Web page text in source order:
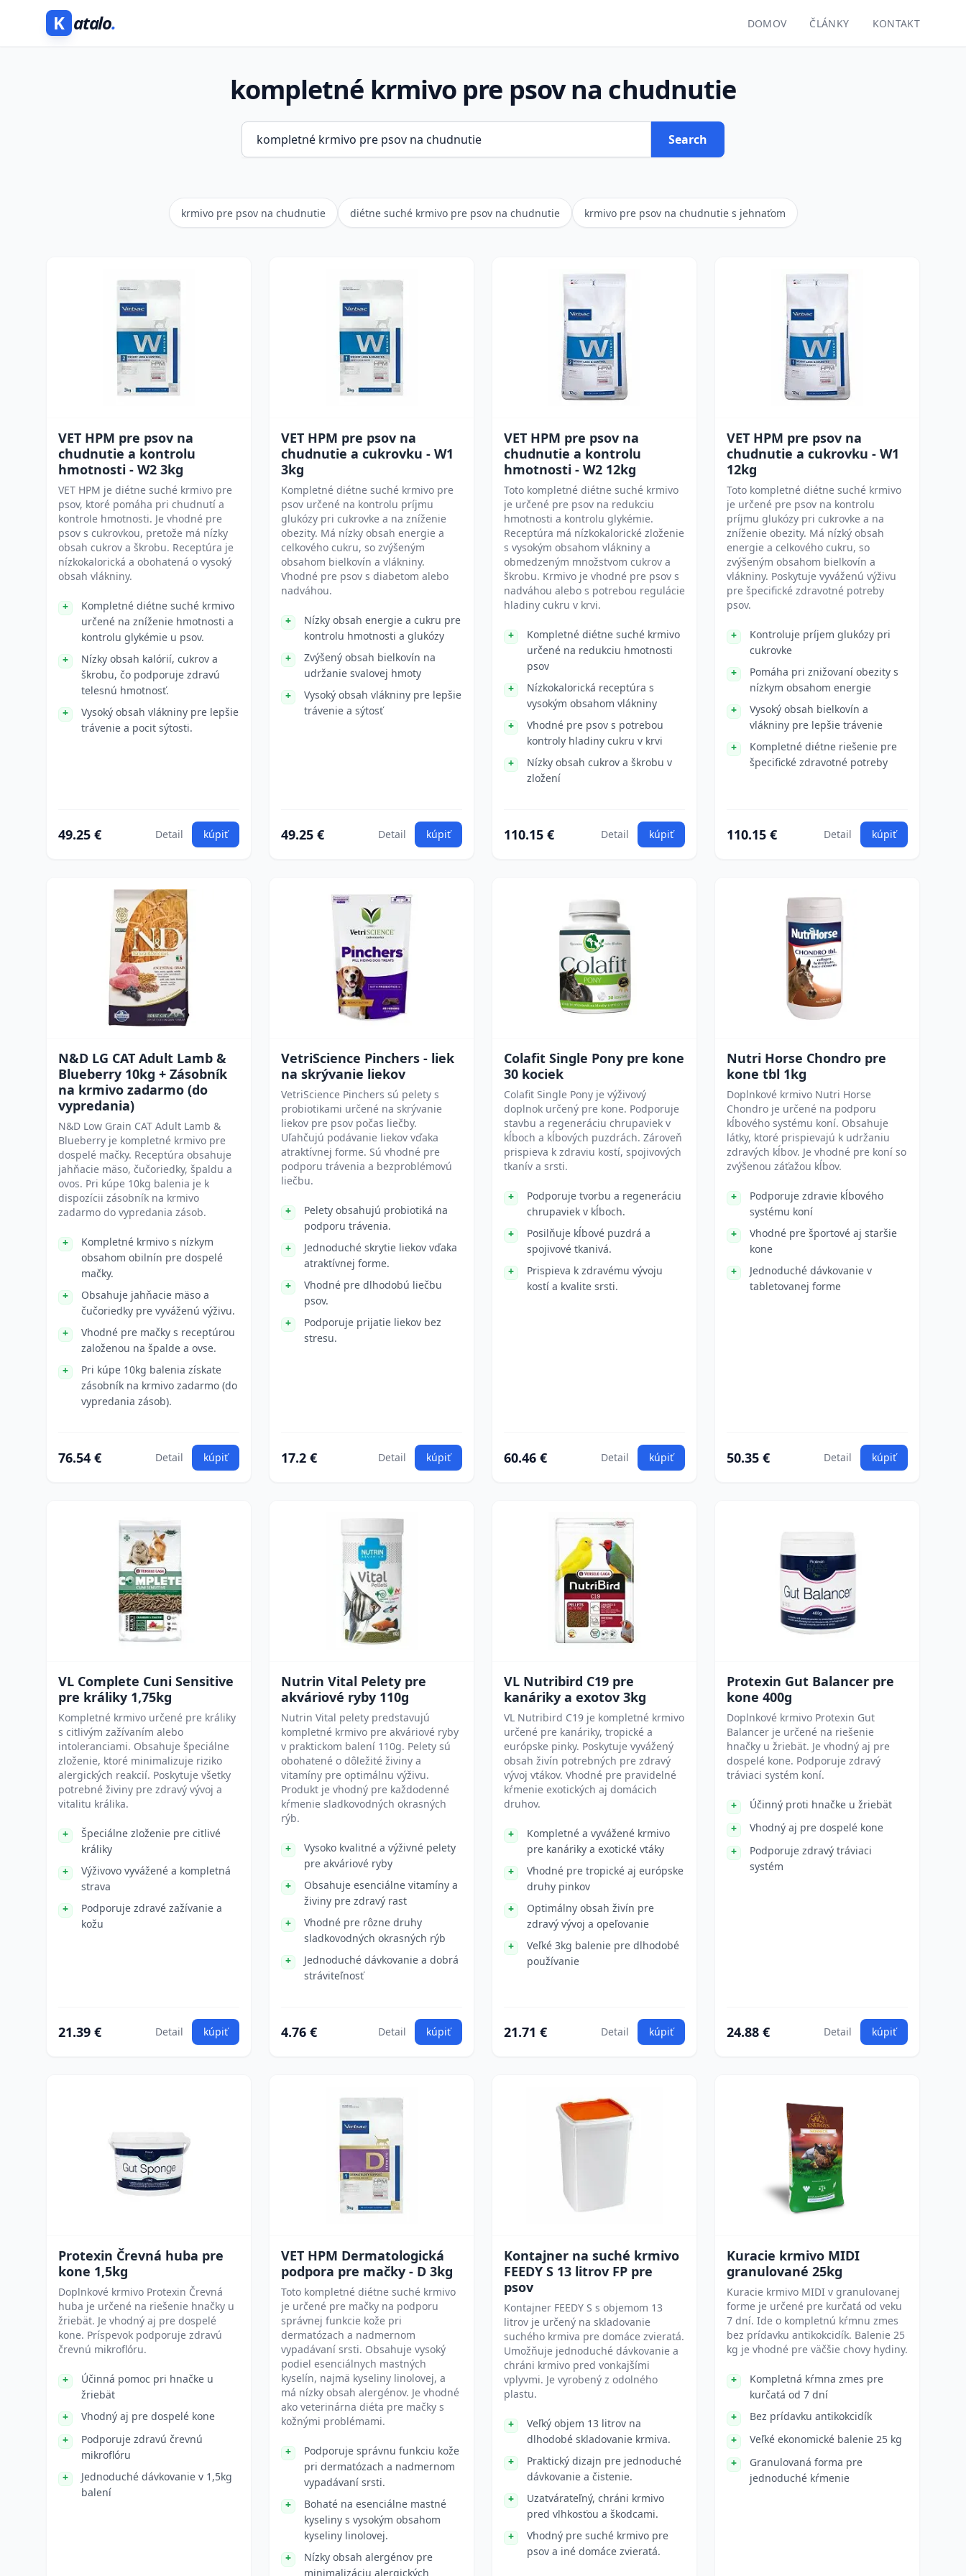
K atalo. DOMOV ČLÁNKY KONTAKT
kompletné krmivo pre psov na chudnutie
Search
krmivo pre psov na chudnutie diétne suché krmivo pre psov na chudnutie krmivo pre psov na chudnutie s jehnaťom
VET HPM pre psov na
chudnutie a kontrolu
hmotnosti - W2 3kg
VET HPM je diétne suché krmivo pre
psov, ktoré pomáha pri chudnutí a
kontrole hmotnosti. Je vhodné pre
psov s cukrovkou, pretože má nízky
obsah cukrov a škrobu. Receptúra je
nízkokalorická a obohatená o vysoký
obsah vlákniny.
Kompletné diétne suché krmivo
určené na zníženie hmotnosti a
kontrolu glykémie u psov.
Nízky obsah kalórií, cukrov a
škrobu, čo podporuje zdravú
telesnú hmotnosť.
Vysoký obsah vlákniny pre lepšie
trávenie a pocit sýtosti.
49.25 € Detail kúpiť
VET HPM pre psov na
chudnutie a cukrovku - W1
3kg
Kompletné diétne suché krmivo pre
psov určené na kontrolu príjmu
glukózy pri cukrovke a na zníženie
obezity. Má nízky obsah energie a
celkového cukru, so zvýšeným
obsahom bielkovín a vlákniny.
Vhodné pre psov s diabetom alebo
nadváhou.
Nízky obsah energie a cukru pre
kontrolu hmotnosti a glukózy
Zvýšený obsah bielkovín na
udržanie svalovej hmoty
Vysoký obsah vlákniny pre lepšie
trávenie a sýtosť
49.25 € Detail kúpiť
VET HPM pre psov na
chudnutie a kontrolu
hmotnosti - W2 12kg
Toto kompletné diétne suché krmivo
je určené pre psov na redukciu
hmotnosti a kontrolu glykémie.
Receptúra má nízkokalorické zloženie
s vysokým obsahom vlákniny a
obmedzeným množstvom cukrov a
škrobu. Krmivo je vhodné pre psov s
nadváhou alebo s potrebou regulácie
hladiny cukru v krvi.
Kompletné diétne suché krmivo
určené na redukciu hmotnosti
psov
Nízkokalorická receptúra s
vysokým obsahom vlákniny
Vhodné pre psov s potrebou
kontroly hladiny cukru v krvi
Nízky obsah cukrov a škrobu v
zložení
110.15 € Detail kúpiť
VET HPM pre psov na
chudnutie a cukrovku - W1
12kg
Toto kompletné diétne suché krmivo
je určené pre psov na kontrolu
príjmu glukózy pri cukrovke a na
zníženie obezity. Má nízký obsah
energie a celkového cukru, so
zvýšeným obsahom bielkovín a
vlákniny. Poskytuje vyváženú výživu
pre špecifické zdravotné potreby
psov.
Kontroluje príjem glukózy pri
cukrovke
Pomáha pri znižovaní obezity s
nízkym obsahom energie
Vysoký obsah bielkovín a
vlákniny pre lepšie trávenie
Kompletné diétne riešenie pre
špecifické zdravotné potreby
110.15 € Detail kúpiť
N&D LG CAT Adult Lamb &
Blueberry 10kg + Zásobník
na krmivo zadarmo (do
vypredania)
N&D Low Grain CAT Adult Lamb &
Blueberry je kompletné krmivo pre
dospelé mačky. Receptúra obsahuje
jahňacie mäso, čučoriedky, špaldu a
ovos. Pri kúpe 10kg balenia je k
dispozícii zásobník na krmivo
zadarmo do vypredania zásob.
Kompletné krmivo s nízkym
obsahom obilnín pre dospelé
mačky.
Obsahuje jahňacie mäso a
čučoriedky pre vyváženú výživu.
Vhodné pre mačky s receptúrou
založenou na špalde a ovse.
Pri kúpe 10kg balenia získate
zásobník na krmivo zadarmo (do
vypredania zásob).
76.54 € Detail kúpiť
VetriScience Pinchers - liek
na skrývanie liekov
VetriScience Pinchers sú pelety s
probiotikami určené na skrývanie
liekov pre psov počas liečby.
Uľahčujú podávanie liekov vďaka
atraktívnej forme. Sú vhodné pre
podporu trávenia a bezproblémovú
liečbu.
Pelety obsahujú probiotiká na
podporu trávenia.
Jednoduché skrytie liekov vďaka
atraktívnej forme.
Vhodné pre dlhodobú liečbu
psov.
Podporuje prijatie liekov bez
stresu.
17.2 € Detail kúpiť
Colafit Single Pony pre kone
30 kociek
Colafit Single Pony je výživový
doplnok určený pre kone. Podporuje
stavbu a regeneráciu chrupaviek v
kĺboch a kĺbových puzdrách. Zároveň
prispieva k zdraviu kostí, spojivových
tkanív a srsti.
Podporuje tvorbu a regeneráciu
chrupaviek v kĺboch.
Posilňuje kĺbové puzdrá a
spojivové tkanivá.
Prispieva k zdravému vývoju
kostí a kvalite srsti.
60.46 € Detail kúpiť
Nutri Horse Chondro pre
kone tbl 1kg
Doplnkové krmivo Nutri Horse
Chondro je určené na podporu
kĺbového systému koní. Obsahuje
látky, ktoré prispievajú k udržaniu
zdravých kĺbov. Je vhodné pre koní so
zvýšenou záťažou kĺbov.
Podporuje zdravie kĺbového
systému koní
Vhodné pre športové aj staršie
kone
Jednoduché dávkovanie v
tabletovanej forme
50.35 € Detail kúpiť
VL Complete Cuni Sensitive
pre králiky 1,75kg
Kompletné krmivo určené pre králiky
s citlivým zažívaním alebo
intoleranciami. Obsahuje špeciálne
zloženie, ktoré minimalizuje riziko
alergických reakcií. Poskytuje všetky
potrebné živiny pre zdravý vývoj a
vitalitu králika.
Špeciálne zloženie pre citlivé
králiky
Výživovo vyvážené a kompletná
strava
Podporuje zdravé zažívanie a
kožu
21.39 € Detail kúpiť
Nutrin Vital Pelety pre
akváriové ryby 110g
Nutrin Vital pelety predstavujú
kompletné krmivo pre akváriové ryby
v praktickom balení 110g. Pelety sú
obohatené o dôležité živiny a
vitamíny pre optimálnu výživu.
Produkt je vhodný pre každodenné
kŕmenie sladkovodných okrasných
rýb.
Vysoko kvalitné a výživné pelety
pre akváriové ryby
Obsahuje esenciálne vitamíny a
živiny pre zdravý rast
Vhodné pre rôzne druhy
sladkovodných okrasných rýb
Jednoduché dávkovanie a dobrá
stráviteľnosť
4.76 € Detail kúpiť
VL Nutribird C19 pre
kanáriky a exotov 3kg
VL Nutribird C19 je kompletné krmivo
určené pre kanáriky, tropické a
európske pinky. Poskytuje vyvážený
obsah živín potrebných pre zdravý
vývoj vtákov. Vhodné pre pravidelné
kŕmenie exotických aj domácich
druhov.
Kompletné a vyvážené krmivo
pre kanáriky a exotické vtáky
Vhodné pre tropické aj európske
druhy pinkov
Optimálny obsah živín pre
zdravý vývoj a opeľovanie
Veľké 3kg balenie pre dlhodobé
používanie
21.71 € Detail kúpiť
Protexin Gut Balancer pre
kone 400g
Doplnkové krmivo Protexin Gut
Balancer je určené na riešenie
hnačky u žriebät. Je vhodný aj pre
dospelé kone. Podporuje zdravý
tráviaci systém koní.
Účinný proti hnačke u žriebät
Vhodný aj pre dospelé kone
Podporuje zdravý tráviaci
systém
24.88 € Detail kúpiť
Protexin Črevná huba pre
kone 1,5kg
Doplnkové krmivo Protexin Črevná
huba je určené na riešenie hnačky u
žriebät. Je vhodný aj pre dospelé
kone. Príspevok podporuje zdravú
črevnú mikroflóru.
Účinná pomoc pri hnačke u
žriebät
Vhodný aj pre dospelé kone
Podporuje zdravú črevnú
mikroflóru
Jednoduché dávkovanie v 1,5kg
balení
VET HPM Dermatologická
podpora pre mačky - D 3kg
Toto kompletné diétne suché krmivo
je určené pre mačky na podporu
správnej funkcie kože pri
dermatózach a nadmernom
vypadávaní srsti. Obsahuje vysoký
podiel esenciálnych mastných
kyselín, najmä kyseliny linolovej, a
má nízky obsah alergénov. Je vhodné
ako veterinárna diéta pre mačky s
kožnými problémami.
Podporuje správnu funkciu kože
pri dermatózach a nadmernom
vypadávaní srsti.
Bohaté na esenciálne mastné
kyseliny s vysokým obsahom
kyseliny linolovej.
Nízky obsah alergénov pre
minimalizáciu alergických
Kontajner na suché krmivo
FEEDY S 13 litrov FP pre
psov
Kontajner FEEDY S s objemom 13
litrov je určený na skladovanie
suchého krmiva pre domáce zvieratá.
Umožňuje jednoduché dávkovanie a
chráni krmivo pred vonkajšími
vplyvmi. Je vyrobený z odolného
plastu.
Veľký objem 13 litrov na
dlhodobé skladovanie krmiva.
Praktický dizajn pre jednoduché
dávkovanie a čistenie.
Uzatvárateľný, chráni krmivo
pred vlhkosťou a škodcami.
Vhodný pre suché krmivo pre
psov a iné domáce zvieratá.
Kuracie krmivo MIDI
granulované 25kg
Kuracie krmivo MIDI v granulovanej
forme je určené pre kurčatá od veku
7 dní. Ide o kompletnú kŕmnu zmes
bez prídavku antikokcidík. Balenie 25
kg je vhodné pre väčšie chovy hydiny.
Kompletná kŕmna zmes pre
kurčatá od 7 dní
Bez prídavku antikokcidík
Veľké ekonomické balenie 25 kg
Granulovaná forma pre
jednoduché kŕmenie